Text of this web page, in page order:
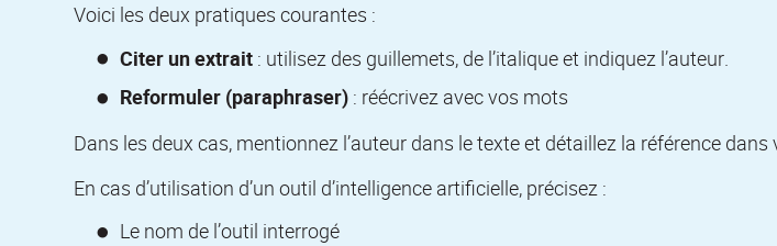
Voici les deux pratiques courantes :
Citer un extrait : utilisez des guillemets, de l’italique et indiquez l’auteur.
Reformuler (paraphraser) : réécrivez avec vos mots
Dans les deux cas, mentionnez l’auteur dans le texte et détaillez la référence
En cas d’utilisation d’un outil d’intelligence artificielle, précisez :
Le nom de l’outil interrogé